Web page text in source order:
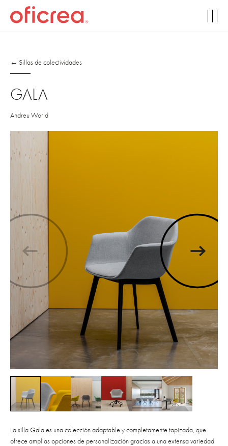
← Sillas de colectividades
GALA
Andreu World
La silla Gala es una colección adaptable y completamente tapizada, que
ofrece amplias opciones de personalización gracias a una extensa variedad